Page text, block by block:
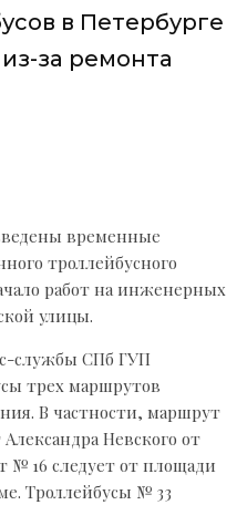
в Петербурге
за ремонта
временные
троллейбусного
работ на инженерных
улицы.
службы СПб ГУП
трех маршрутов
В частности, маршрут
Невского от
16 следует от площади
Троллейбусы № 33